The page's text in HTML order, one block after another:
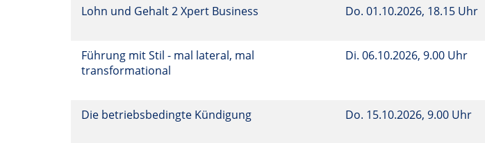
Lohn und Gehalt 2 Xpert Business Do. 01.10.2026, 18.15 Uhr
Führung mit Stil - mal lateral, mal
transformational
Di. 06.10.2026, 9.00 Uhr
Die betriebsbedingte Kündigung Do. 15.10.2026, 9.00 Uhr